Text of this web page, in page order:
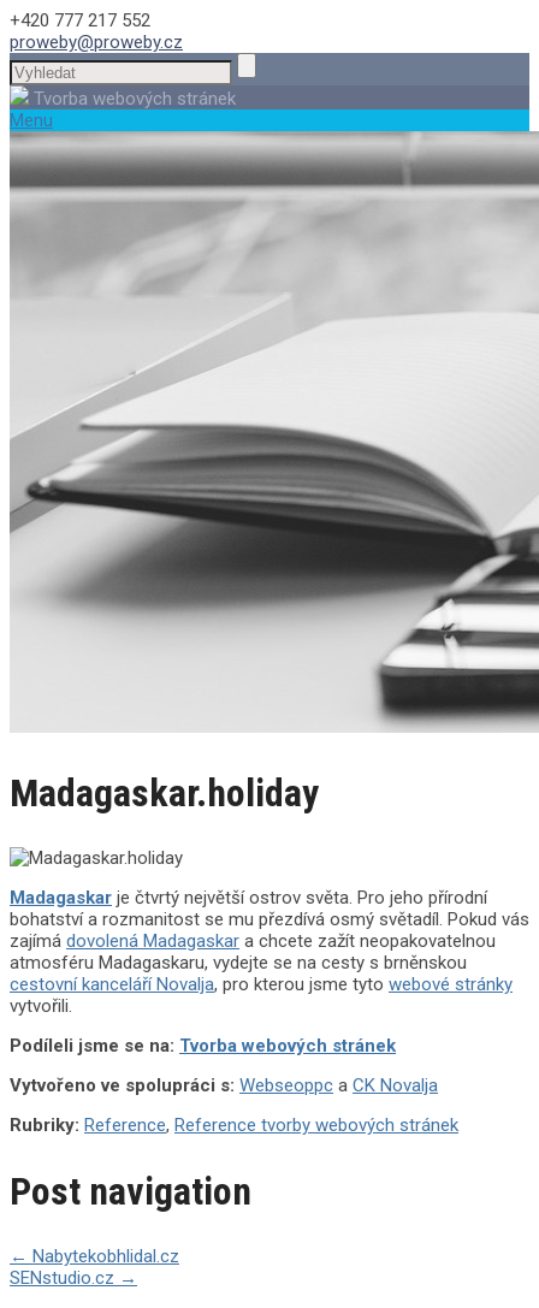
+420 777 217 552
proweby@proweby.cz
Tvorba webových stránek
Menu
Madagaskar.holiday
Madagaskar je čtvrtý největší ostrov světa. Pro jeho přírodní
bohatství a rozmanitost se mu přezdívá osmý světadíl. Pokud vás
zajímá dovolená Madagaskar a chcete zažít neopakovatelnou
atmosféru Madagaskaru, vydejte se na cesty s brněnskou
cestovní kanceláří Novalja, pro kterou jsme tyto webové stránky
vytvořili.
Podíleli jsme se na: Tvorba webových stránek
Vytvořeno ve spolupráci s: Webseoppc a CK Novalja
Rubriky: Reference, Reference tvorby webových stránek
Post navigation
← Nabytekobhlidal.cz
SENstudio.cz →